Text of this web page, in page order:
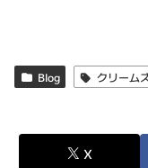
Blog クリーム
X